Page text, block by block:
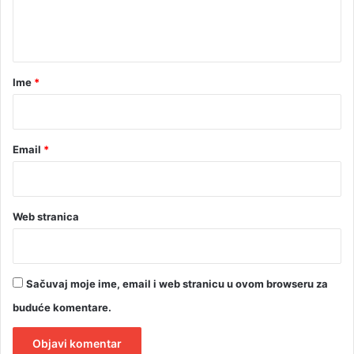
r
Ime *
Email *
Web stranica
Sačuvaj moje ime, email i web stranicu u ovom browseru za
buduće komentare.